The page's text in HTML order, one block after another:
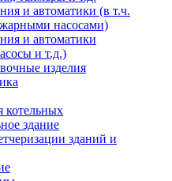
и автоматики (в т.ч.
насосами)
и автоматики
и т.д.)
изделия
котельных
здание
зданий и